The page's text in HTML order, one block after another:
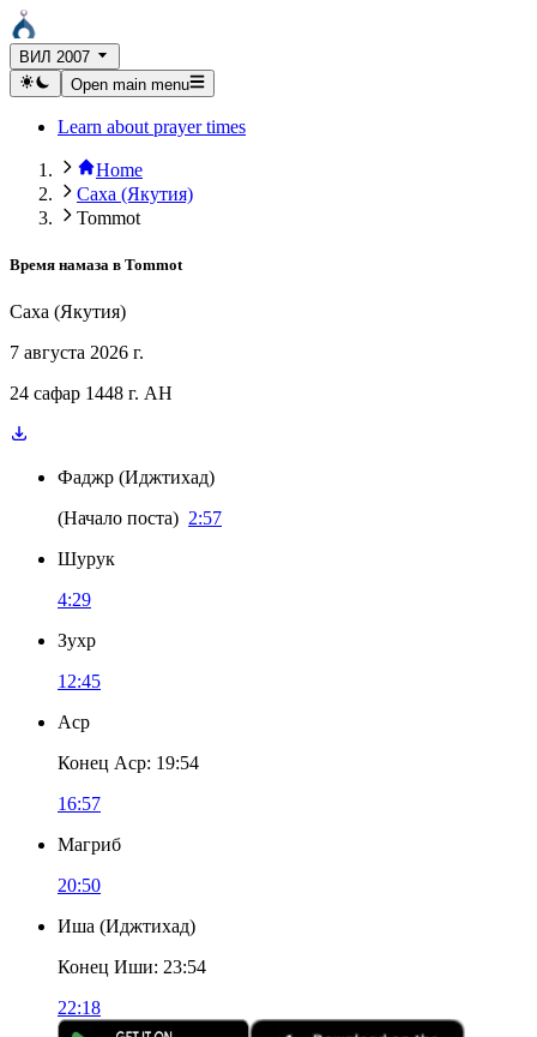
ВИЛ 2007
Open main menu
Learn about prayer times
Home
Саха (Якутия)
Tommot
Время намаза в Tommot
Саха (Якутия)
7 августа 2026 г.
24 сафар 1448 г. AH
Фаджр (Иджтихад)
(Начало поста) 2:57
Шурук
4:29
Зухр
12:45
Аср
Конец Аср: 19:54
16:57
Магриб
20:50
Иша (Иджтихад)
Конец Иши: 23:54
22:18